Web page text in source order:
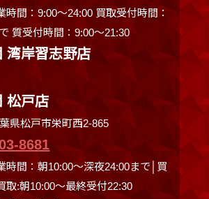
時間：9:00～24:00 買取受付時間：
質受付時間：9:00～21:30
湾岸習志野店
松戸店
県松戸市栄町西2-865
8681
時間：朝10:00～深夜24:00まで│買
取:朝10:00～最終受付22:30